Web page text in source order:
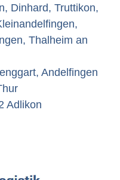
Dinhard, Truttikon,
Thalheim an
Andelfingen
Adlikon